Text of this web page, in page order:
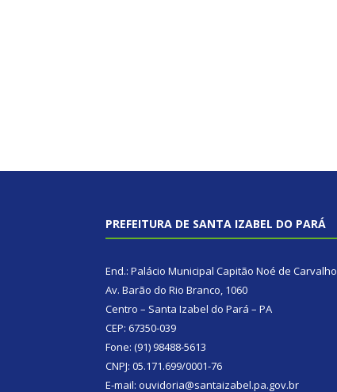
PREFEITURA DE SANTA IZABEL DO PARÁ
End.: Palácio Municipal Capitão Noé de Carvalho
Av. Barão do Rio Branco, 1060
Centro – Santa Izabel do Pará – PA
CEP: 67350-039
Fone: (91) 98488-5613
CNPJ: 05.171.699/0001-76
E-mail: ouvidoria@santaizabel.pa.gov.br